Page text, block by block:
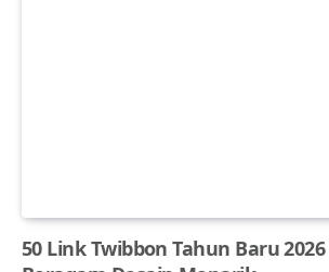
50 Link Twibbon Tahun Baru